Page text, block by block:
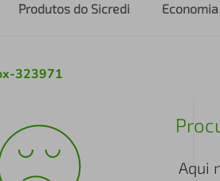
Produtos do Sicredi
323971
Aqui